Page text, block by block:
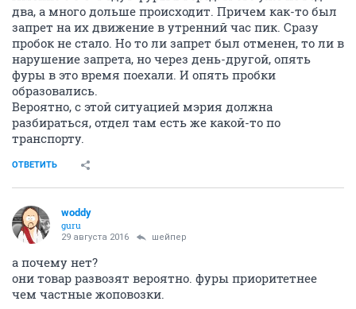
два, а много дольше происходит. Причем как-то был
запрет на их движение в утренний час пик. Сразу
пробок не стало. Но то ли запрет был отменен, то ли в
нарушение запрета, но через день-другой, опять
фуры в это время поехали. И опять пробки
образовались.
Вероятно, с этой ситуацией мэрия должна
разбираться, отдел там есть же какой-то по
транспорту.
ОТВЕТИТЬ
woddy
guru
29 августа 2016 шейпер
а почему нет?
они товар развозят вероятно. фуры приоритетнее
чем частные жоповозки.